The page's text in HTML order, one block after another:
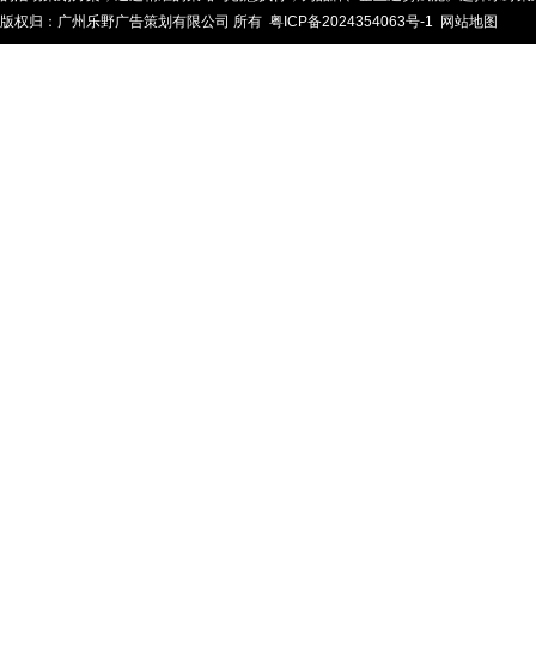
版权归：广州乐野广告策划有限公司 所有 粤ICP备2024354063号-1 网站地图